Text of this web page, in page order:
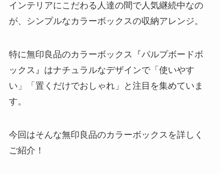
インテリアにこだわる人達の間で人気継続中なの
が、シンプルなカラーボックスの収納アレンジ。
特に無印良品のカラーボックス『パルプボードボ
ックス』はナチュラルなデザインで「使いやす
い」「置くだけでおしゃれ」と注目を集めていま
す。
今回はそんな無印良品のカラーボックスを詳しく
ご紹介！